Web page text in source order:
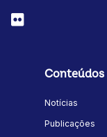
XFlickr
Conteúdos
Notícias
Publicações